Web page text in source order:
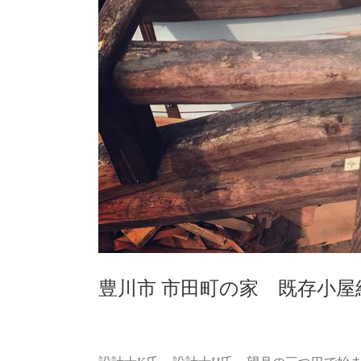
豊川市 市田町の家 既存小屋